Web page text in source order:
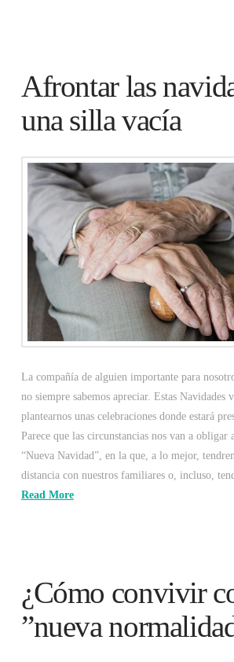
Afrontar las
una silla vacía
La compañía de alguien importante para
no siempre sabemos apreciar. Estas Navidades
plantearnos unas celebraciones donde estará
Parece que las circunstancias nos van a obligar
“Nueva Navidad”, en la que, a lo mejor,
distancia con nuestros familiares o, incluso,
Read More
¿Cómo convivir
”nueva